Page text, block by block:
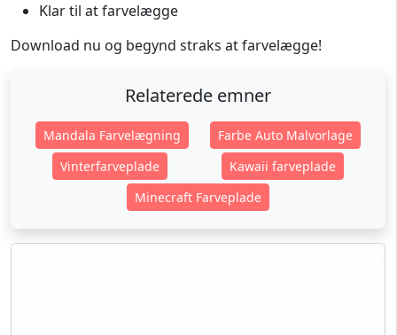
Klar til at farvelægge
Download nu og begynd straks at farvelægge!
Relaterede emner
Mandala Farvelægning
Farbe Auto Malvorlage
Vinterfarveplade
Kawaii farveplade
Minecraft Farveplade